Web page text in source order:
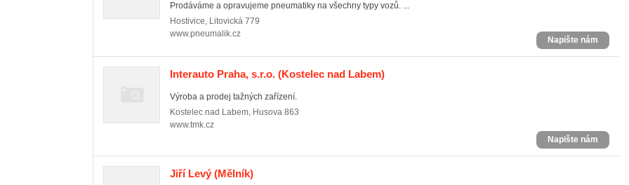
Prodáváme a opravujeme pneumatiky na všechny typy vozů. ...
Hostivice, Litovická 779
www.pneumalik.cz
Napište nám
Interauto Praha, s.r.o. (Kostelec nad Labem)
Výroba a prodej tažných zařízení.
Kostelec nad Labem, Husova 863
www.tmk.cz
Napište nám
Jiří Levý (Mělník)